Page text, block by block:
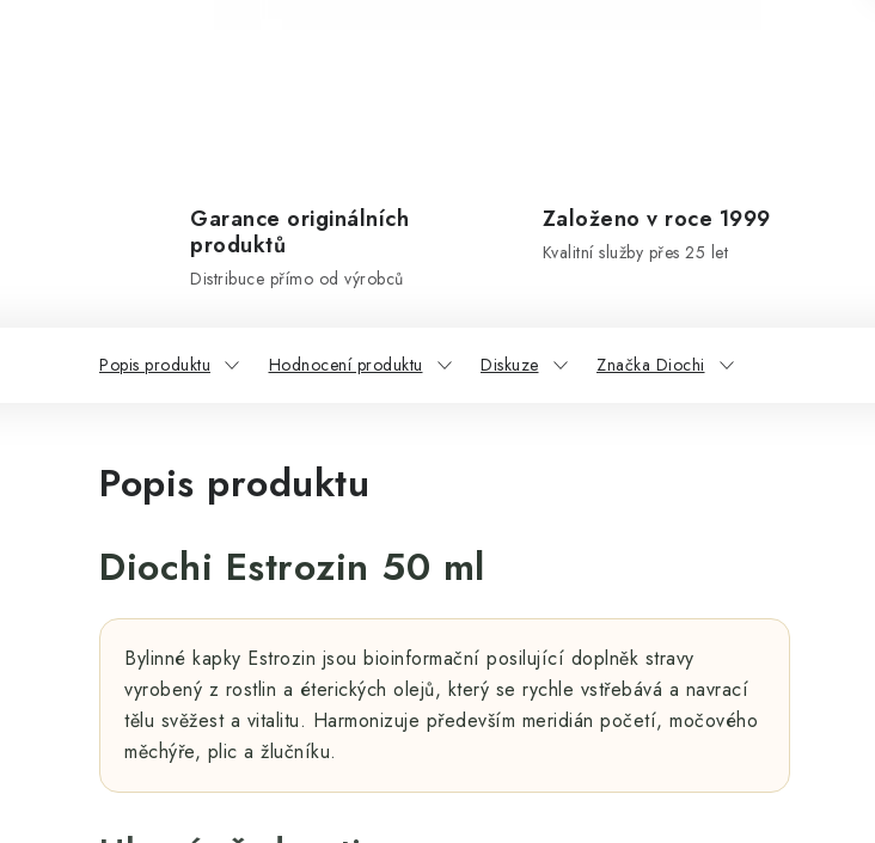
Garance originálních
produktů
Distribuce přímo od výrobců
Založeno v roce 1999
Kvalitní služby přes 25 let
Popis produktu Hodnocení produktu Diskuze Značka Diochi
Popis produktu
Diochi Estrozin 50 ml
Bylinné kapky Estrozin jsou bioinformační posilující doplněk stravy
vyrobený z rostlin a éterických olejů, který se rychle vstřebává a navrací
tělu svěžest a vitalitu. Harmonizuje především meridián početí, močového
měchýře, plic a žlučníku.